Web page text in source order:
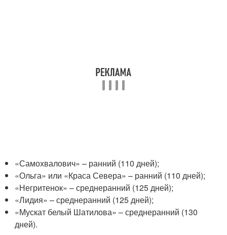
«Самохвалович» – ранний (110 дней);
«Ольга» или «Краса Севера» – ранний (110 дней);
«Негритенок» – среднеранний (125 дней);
«Лидия» – среднеранний (125 дней);
«Мускат белый Шатилова» – среднеранний (130
дней).